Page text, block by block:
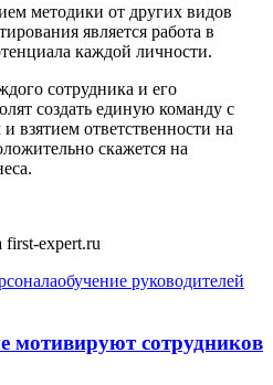
методики от других видов
является работа в
каждой личности.
сотрудника и его
создать единую команду с
ответственности на
скажется на
first-expert.ru
обучение руководителей
мотивируют сотрудников